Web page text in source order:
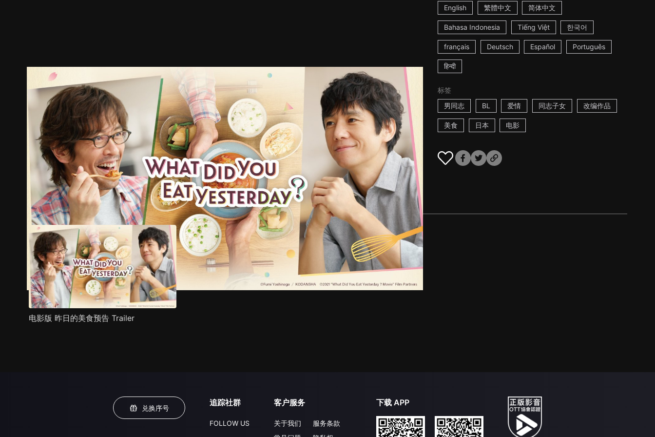
English 繁體中文 简体中文
Bahasa Indonesia Tiếng Việt 한국어
français Deutsch Español Português
हिन्दी
标签
男同志
BL 爱情 同志子女 改编作品
美食 日本 电影
预告 剧照 推荐影片 剧情介绍
电影版 昨日的美食预告 Trailer
兑换序号
追踪社群
FOLLOW US
客户服务
关于我们
服务条款
下载 APP